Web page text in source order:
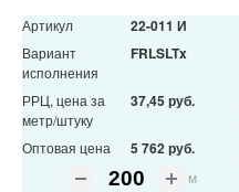
Артикул 22-011 И
Вариант
исполнения
FRLSLTx
РРЦ, цена за
метр/штуку
37,45 руб.
Оптовая цена 5 762 руб.
м